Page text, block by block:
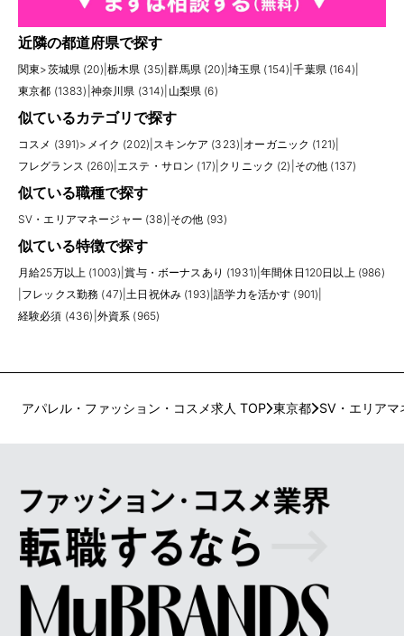
近隣の都道府県で探す
関東>茨城県 (20) 栃木県 (35) |群馬県 (20) 埼玉県 (154) |千葉県 (164)
東京都 (1383) 神奈川県 (314) 山梨県 (6)
似ているカテゴリで探す
コスメ (391)> メイク (202) スキンケア (323) オーガニック (121)
フレグランス (260) エステ・サロン (17) クリニック (2) その他 (137)
似ている職種で探す
SV・エリアマネージャー (38) その他 (93)
似ている特徴で探す
月給25万以上 (1003) |賞与・ボーナスあり (1931) |年間休日120日以上 (986)
フレックス勤務 (47) 土日祝休み (193) |語学力を活かす (901)
経験必須 (436) 外資系 (965)
アパレル・ファッション・コスメ求人 TOP 東京都 SV・エリアマ